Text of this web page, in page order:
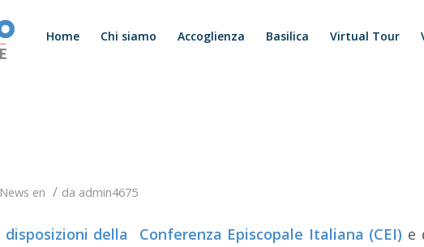
Home Chi siamo Accoglienza Basilica Virtual Tour
News en / da admin4675
disposizioni della Conferenza Episcopale Italiana (CEI) e